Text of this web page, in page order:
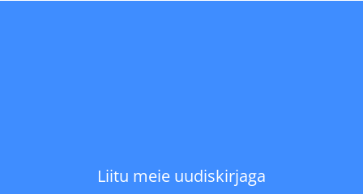
Liitu meie uudiskirjaga